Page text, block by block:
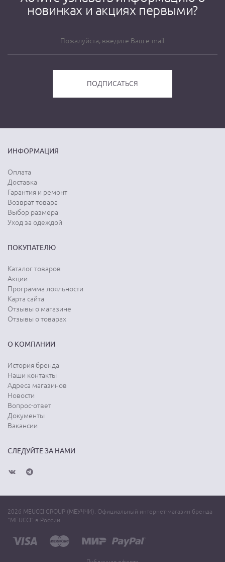
новинках и акциях первыми?
ИНФОРМАЦИЯ
Оплата
Доставка
Гарантия и ремонт
Возврат товара
Выбор размера
Уход за одеждой
ПОКУПАТЕЛЮ
Каталог товаров
Акции
Программа лояльности
Карта сайта
Отзывы о магазине
Отзывы о товарах
О КОМПАНИИ
История бренда
Наши контакты
Адреса магазинов
Новости
Вопрос-ответ
Документы
Вакансии
СЛЕДУЙТЕ ЗА НАМИ
2026 MEUCCI GROUP (МЕУЧЧИ). Официальный интернет-магазин бренда
"MEUCCI" в России